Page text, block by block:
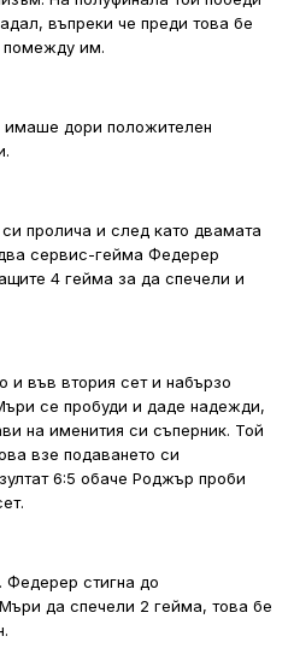
въпреки че преди това бе
помежду им.
дори положителен
пролича и след като двамата
сервис-гейма Федерер
4 гейма за да спечели и
и във втория сет и набързо
се пробуди и даде надежди,
на именития си съперник. Той
взе подаването си
6:5 обаче Роджър проби
Федерер стигна до
да спечели 2 гейма, това бе